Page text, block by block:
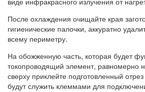
После охлаждения очищайте края
гигиенические палочки, аккуратно
всему периметру.
На обожженную часть, которая будет
токопроводящий элемент, равномерно
сверху приклейте подготовленный
будут служить клеммами для